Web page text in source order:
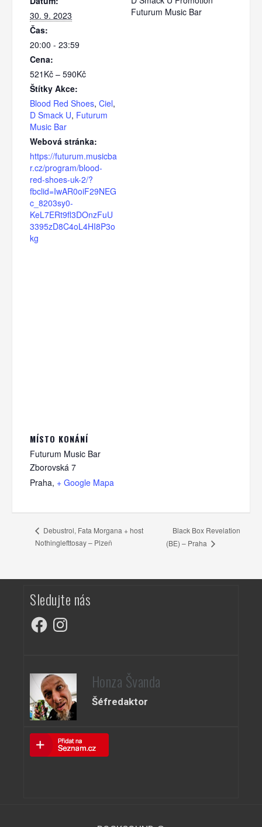
30. 9. 2023
Čas:
20:00 - 23:59
Cena:
521Kč – 590Kč
Štítky Akce:
Blood Red Shoes, Ciel,
D Smack U, Futurum
Music Bar
Webová stránka:
https://futurum.musicba
r.cz/program/blood-
red-shoes-uk-2/?
fbclid=IwAR0oiF29NEG
c_8203sy0-
KeL7ERt9fl3DOnzFuU
3395zD8C4oL4HI8P3o
kg
Futurum Music Bar
MÍSTO KONÁNÍ
Futurum Music Bar
Zborovská 7
Praha, + Google Mapa
Debustrol, Fata Morgana + host
Nothinglefttosay – Plzeň
Black Box Revelation
(BE) – Praha
Sledujte nás
FacebookInstagram
Honza Švanda
Šéfredaktor